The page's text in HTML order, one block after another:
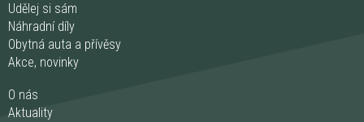
Udělej si sám
Náhradní díly
Obytná auta a přívěsy
Akce, novinky
O nás
Aktuality